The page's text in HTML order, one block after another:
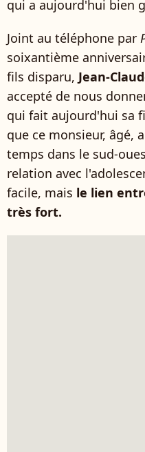
qui a aujourd'hui bien
Joint au téléphone par
soixantième
fils disparu, Jean-
accepté de nous
qui fait aujourd'hui sa
que ce monsieur, âgé,
temps dans le sud-
relation avec
facile, mais le lien
très fort.